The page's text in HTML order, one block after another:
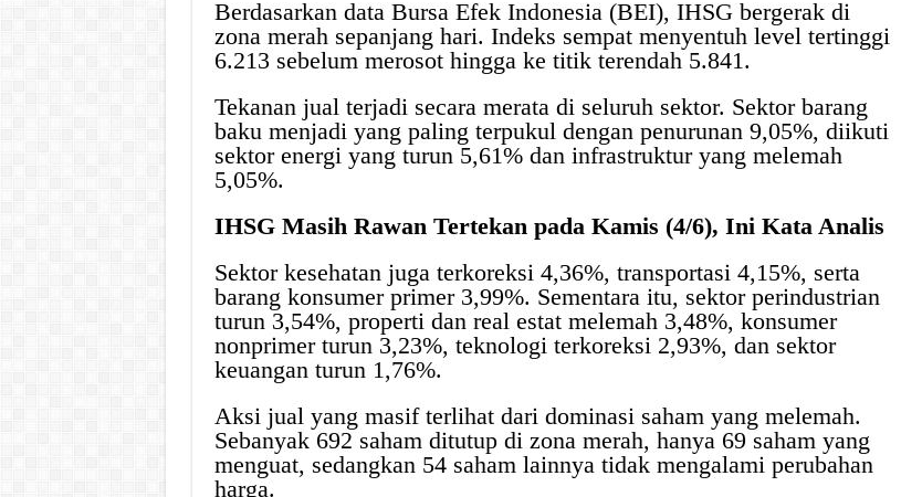
Berdasarkan data Bursa Efek Indonesia (BEI), IHSG bergerak di
zona merah sepanjang hari. Indeks sempat menyentuh level tertinggi
6.213 sebelum merosot hingga ke titik terendah 5.841.
Tekanan jual terjadi secara merata di seluruh sektor. Sektor barang
baku menjadi yang paling terpukul dengan penurunan 9,05%, diikuti
sektor energi yang turun 5,61% dan infrastruktur yang melemah
5,05%.
IHSG Masih Rawan Tertekan pada Kamis (4/6), Ini Kata Analis
Sektor kesehatan juga terkoreksi 4,36%, transportasi 4,15%, serta
barang konsumer primer 3,99%. Sementara itu, sektor perindustrian
turun 3,54%, properti dan real estat melemah 3,48%, konsumer
nonprimer turun 3,23%, teknologi terkoreksi 2,93%, dan sektor
keuangan turun 1,76%.
Aksi jual yang masif terlihat dari dominasi saham yang melemah.
Sebanyak 692 saham ditutup di zona merah, hanya 69 saham yang
menguat, sedangkan 54 saham lainnya tidak mengalami perubahan
harga.